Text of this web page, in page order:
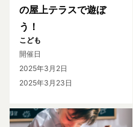
の屋上テラスで遊ぼ
う！
こども
開催日
2025年3月2日
2025年3月23日